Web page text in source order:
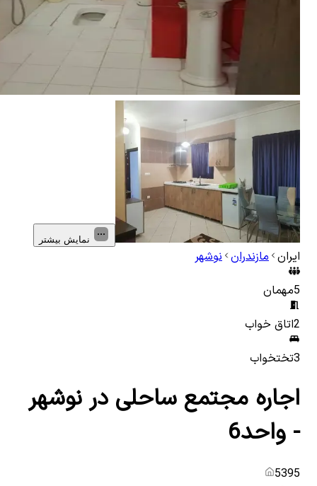
نمایش بیشتر
ایران مازندران نوشهر
5مهمان
2اتاق خواب
3تختخواب
اجاره مجتمع ساحلی در نوشهر
- واحد6
5395